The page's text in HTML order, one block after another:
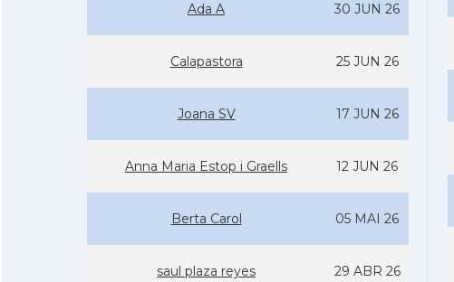
Ada A 30 JUN 26
Calapastora 25 JUN 26
Joana SV 17 JUN 26
Anna Maria Estop i Graells 12 JUN 26
Berta Carol 05 MAI 26
saul plaza reyes 29 ABR 26